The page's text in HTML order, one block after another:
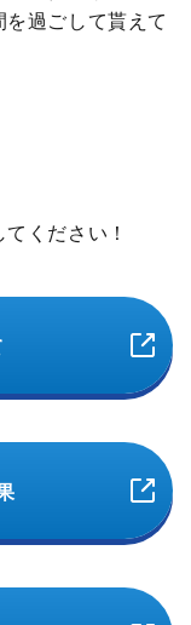
過ごして貰えて
ください！